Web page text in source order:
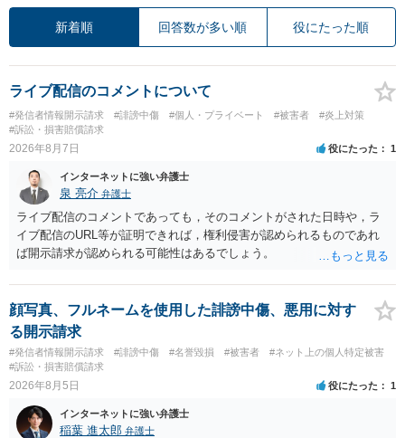
新着順 回答数が多い順 役にたった順
ライブ配信のコメントについて
#発信者情報開示請求 #誹謗中傷 #個人・プライベート #被害者
#炎上対策
#訴訟・損害賠償請求
2026年8月7日 役にたった 1
インターネットに強い弁護士
泉 亮介 弁護士
ライブ配信のコメントであっても，そのコメントがされた日時や，ラ
イブ配信のURL等が証明できれば，権利侵害が認められるものであれ
ば開示請求が認められる可能性はあるでしょう。
顔写真、フルネームを使用した誹謗中傷、悪用に対す
る開示請求
#発信者情報開示請求 #誹謗中傷 #名誉毀損 #被害者
#ネット上の個人特定被害
#訴訟・損害賠償請求
2026年8月5日 役にたった 1
インターネットに強い弁護士
稲葉 進太郎 弁護士